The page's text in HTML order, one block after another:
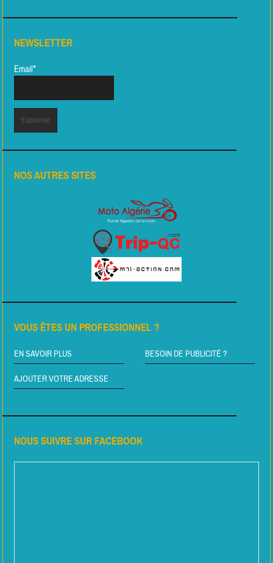
NEWSLETTER
Email*
NOS AUTRES SITES
VOUS ÊTES UN PROFESSIONNEL ?
EN SAVOIR PLUS BESOIN DE PUBLICITÉ ?
AJOUTER VOTRE ADRESSE
NOUS SUIVRE SUR FACEBOOK